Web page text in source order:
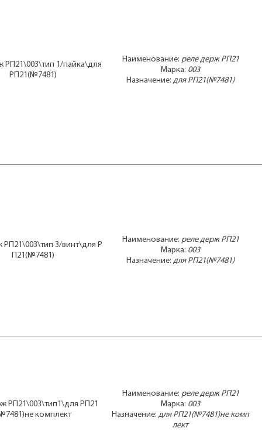
РП21\003\тип 1/пайка\для
РП21(№7481)
Наименование: реле держ РП21
Марка: 003
Назначение:для РП21(№7481)
РП21\003\тип 3/винт\для Р
П21(№7481)
Наименование: реле держ РП21
Марка: 003
Назначение:для РП21(№7481)
РП21\003\тип1\для РП21
комплект
Наименование: реле держ РП21
Марка: 003
Назначение:для РП21(№7481)не комп
лект